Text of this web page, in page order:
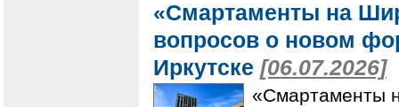
«Смартаменты на
вопросов о новом
Иркутске [06.07.2026]
«Смартаменты